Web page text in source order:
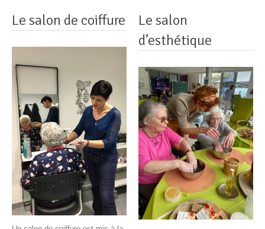
Le salon de coiffure
Le salon
d’esthétique